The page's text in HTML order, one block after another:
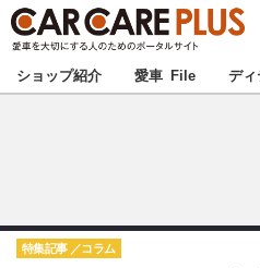
★カーケアプラス認定★ 厳選
甲信越
ショップ紹介 愛車 File ディ
特集記事 コラム